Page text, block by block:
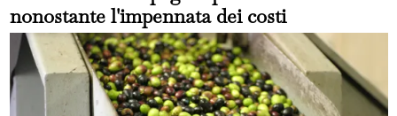
nonostante l'impennata dei costi